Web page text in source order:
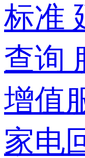
标准
查询
增值
家电